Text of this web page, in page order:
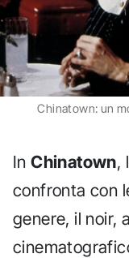
Chinatown: un
InChinatown,
confronta con
genere, il noir,